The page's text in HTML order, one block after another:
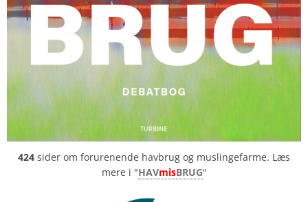
424 sider om forurenende havbrug og muslingefarme. Læs
mere i "HAVmisBRUG"